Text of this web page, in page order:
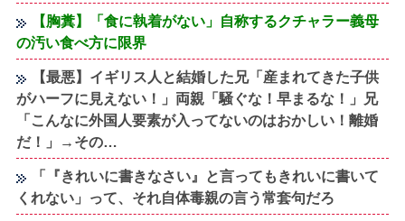
【胸糞】「食に執着がない」自称するクチャラー義母
の汚い食べ方に限界
【最悪】イギリス人と結婚した兄「産まれてきた子供
がハーフに見えない！」両親「騒ぐな！早まるな！」兄
「こんなに外国人要素が入ってないのはおかしい！離婚
だ！」→その…
「『きれいに書きなさい』と言ってもきれいに書いて
くれない」って、それ自体毒親の言う常套句だろ